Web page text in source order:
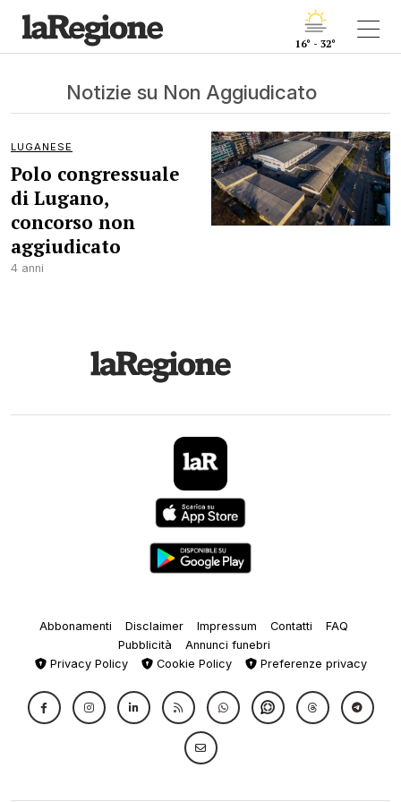
16° - 32°
Notizie su Non Aggiudicato
LUGANESE
Polo congressuale
di Lugano,
concorso non
aggiudicato
4 anni
Abbonamenti Disclaimer Impressum Contatti
FAQ
Pubblicità
Annunci funebri
Privacy Policy
Cookie Policy Preferenze privacy